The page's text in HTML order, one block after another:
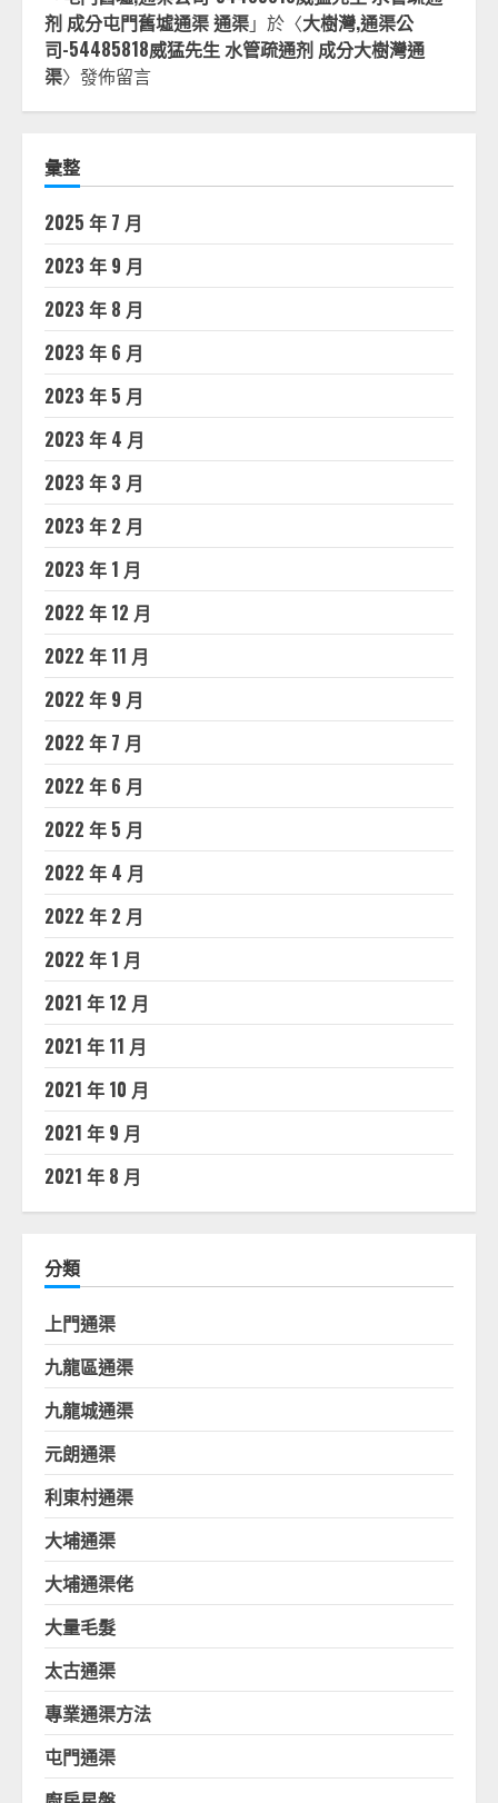
剂 成分屯門舊墟通渠 通渠」於〈大樹灣,通渠公
司-54485818威猛先生 水管疏通剂 成分大樹灣通
渠〉發佈留言
彙整
2025 年 7 月
2023 年 9 月
2023 年 8 月
2023 年 6 月
2023 年 5 月
2023 年 4 月
2023 年 3 月
2023 年 2 月
2023 年 1 月
2022 年 12 月
2022 年 11 月
2022 年 9 月
2022 年 7 月
2022 年 6 月
2022 年 5 月
2022 年 4 月
2022 年 2 月
2022 年 1 月
2021 年 12 月
2021 年 11 月
2021 年 10 月
2021 年 9 月
2021 年 8 月
分類
上門通渠
九龍區通渠
九龍城通渠
元朗通渠
利東村通渠
大埔通渠
大埔通渠佬
大量毛髮
太古通渠
專業通渠方法
屯門通渠